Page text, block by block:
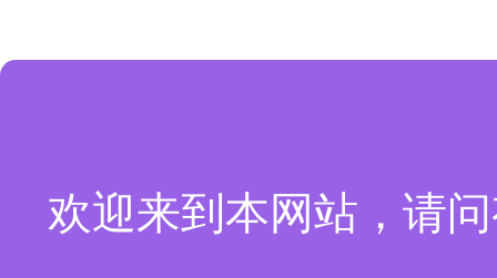
欢迎来到本网站，请